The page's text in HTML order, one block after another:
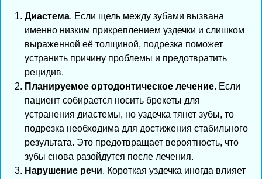
Диастема. Если щель между зубами вызвана
именно низким прикреплением уздечки и слишком
выраженной её толщиной, подрезка поможет
устранить причину проблемы и предотвратить
рецидив.
Планируемое ортодонтическое лечение. Если
пациент собирается носить брекеты для
устранения диастемы, но уздечка тянет зубы, то
подрезка необходима для достижения стабильного
результата. Это предотвращает вероятность, что
зубы снова разойдутся после лечения.
Нарушение речи. Короткая уздечка иногда влияет